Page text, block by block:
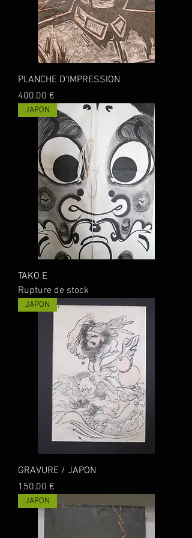
PLANCHE D'IMPRESSION
Prix
400,00 €
JAPON
TAKO E
Rupture de stock
JAPON
GRAVURE / JAPON
Prix
150,00 €
JAPON